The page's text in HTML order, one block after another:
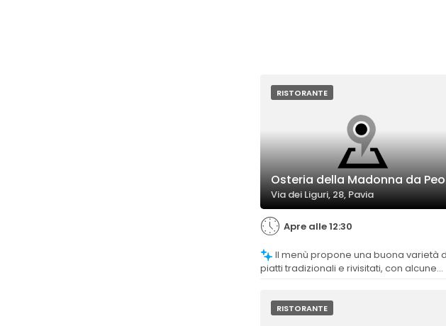
RISTORANTE
Osteria della Madonna da Peo
Via dei Liguri, 28, Pavia
Apre alle 12:30
piatti tradizionali e rivisitati, con alcune
RISTORANTE